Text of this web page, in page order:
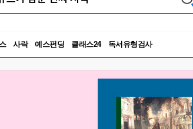
사락 예스펀딩 클래스24
RBTI Lab
독서유형검사